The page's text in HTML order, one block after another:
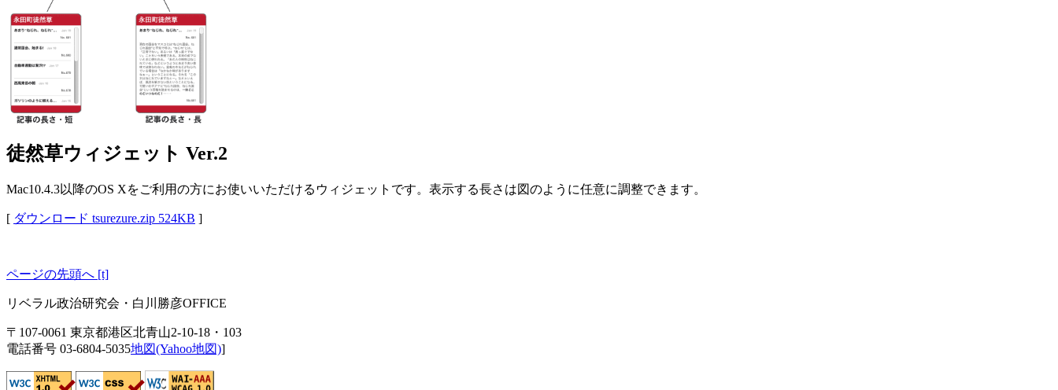
徒然草ウィジェット Ver.2
Mac10.4.3以降のOS Xをご利用の方にお使いいただけるウィジェットです。表示する長さは図のように任意に調整できます。
[ ダウンロード tsurezure.zip 524KB ]
ページの先頭へ [t]
リベラル政治研究会・白川勝彦OFFICE
〒107-0061 東京都港区北青山2-10-18・103
電話番号 03-6804-5035地図(Yahoo地図)]